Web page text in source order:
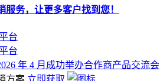
务，让更多客户找到您！
年 4 月成功举办合作商产品交流会
方案 立即获取